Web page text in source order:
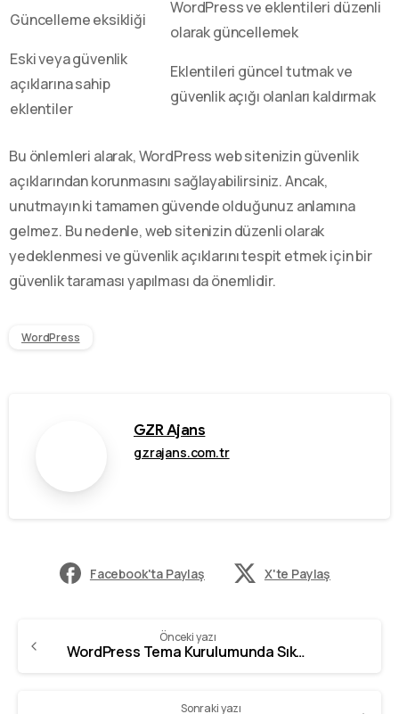
Güncelleme eksikliği
WordPress ve eklentileri düzenli
olarak güncellemek
Eski veya güvenlik
açıklarına sahip
eklentiler
Eklentileri güncel tutmak ve
güvenlik açığı olanları kaldırmak
Bu önlemleri alarak, WordPress web sitenizin güvenlik
açıklarından korunmasını sağlayabilirsiniz. Ancak,
unutmayın ki tamamen güvende olduğunuz anlamına
gelmez. Bu nedenle, web sitenizin düzenli olarak
yedeklenmesi ve güvenlik açıklarını tespit etmek için bir
güvenlik taraması yapılması da önemlidir.
WordPress
GZR Ajans
gzrajans.com.tr
Facebook'ta Paylaş X'te Paylaş
Önceki yazı
WordPress Tema Kurulumunda Sıkça Yapılan Hatalar
Sonraki yazı